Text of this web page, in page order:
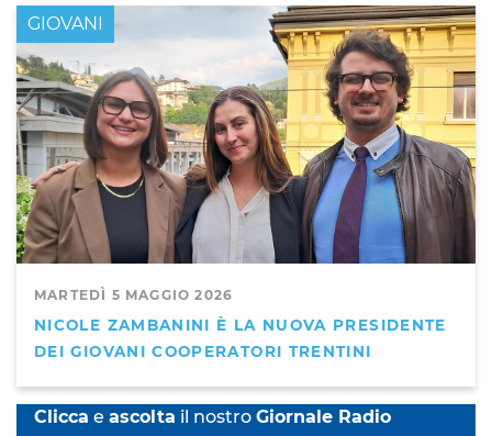
MARTEDÌ 5 MAGGIO 2026
NICOLE ZAMBANINI È LA NUOVA PRESIDENTE
DEI GIOVANI COOPERATORI TRENTINI
GIOVANI
Clicca e ascolta il nostro Giornale Radio